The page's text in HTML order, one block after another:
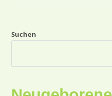
Suchen